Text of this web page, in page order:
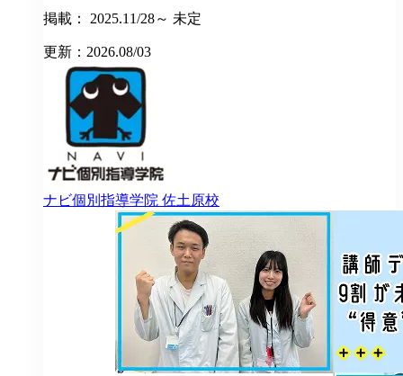
掲載： 2025.11/28～ 未定
更新：2026.08/03
ナビ個別指導学院 佐土原校